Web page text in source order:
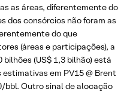
as áreas, diferentemente do
dos consórcios não foram as
do que
(áreas e participações), a
(US$ 1,3 bilhão) está
em PV15 @ Brent
bbl. Outro sinal de alocação